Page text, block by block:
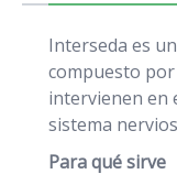
Interseda es
compuesto
intervienen en
sistema
Para qué sirve